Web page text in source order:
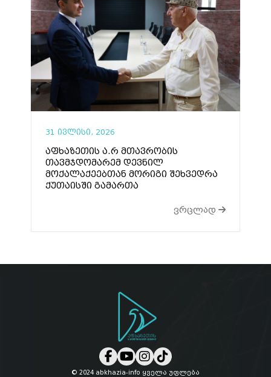
31 ივლისი, 2026
აფხაზეთის ა.რ მთავრობის
თავმჯდომარემ დევნილ
მოქალაქეებთან მორიგი შეხვედრა
ქუთაისში გამართა
ვრცლად
© 2024 abkhazia-info ყველა უფლება